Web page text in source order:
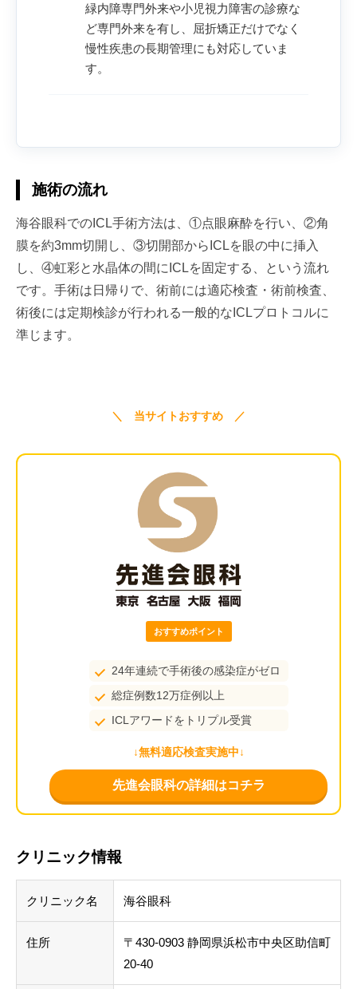
緑内障専門外来や小児視力障害の診療な
ど専門外来を有し、屈折矯正だけでなく
慢性疾患の長期管理にも対応していま
す。
施術の流れ
海谷眼科でのICL手術方法は、①点眼麻酔を行い、②角
膜を約3mm切開し、③切開部からICLを眼の中に挿入
し、④虹彩と水晶体の間にICLを固定する、という流れ
です。手術は日帰りで、術前には適応検査・術前検査、
術後には定期検診が行われる一般的なICLプロトコルに
準じます。
＼ 当サイトおすすめ ／
おすすめポイント
24年連続で手術後の感染症がゼロ
総症例数12万症例以上
ICLアワードをトリプル受賞
↓無料適応検査実施中↓
先進会眼科の詳細はコチラ
クリニック情報
クリニック名 海谷眼科
住所
〒430-0903 静岡県浜松市中央区助信町
20-40